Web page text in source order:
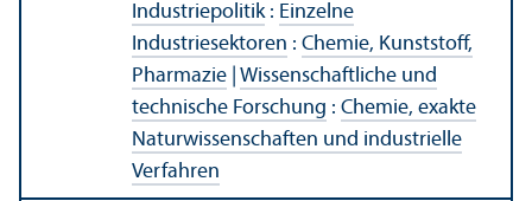
Industriepolitik: Einzelne
Industriesektoren : Chemie, Kunststoff,
Pharmazie Wissenschaftliche und
technische Forschung : Chemie, exakte
Naturwissenschaften und industrielle
Verfahren